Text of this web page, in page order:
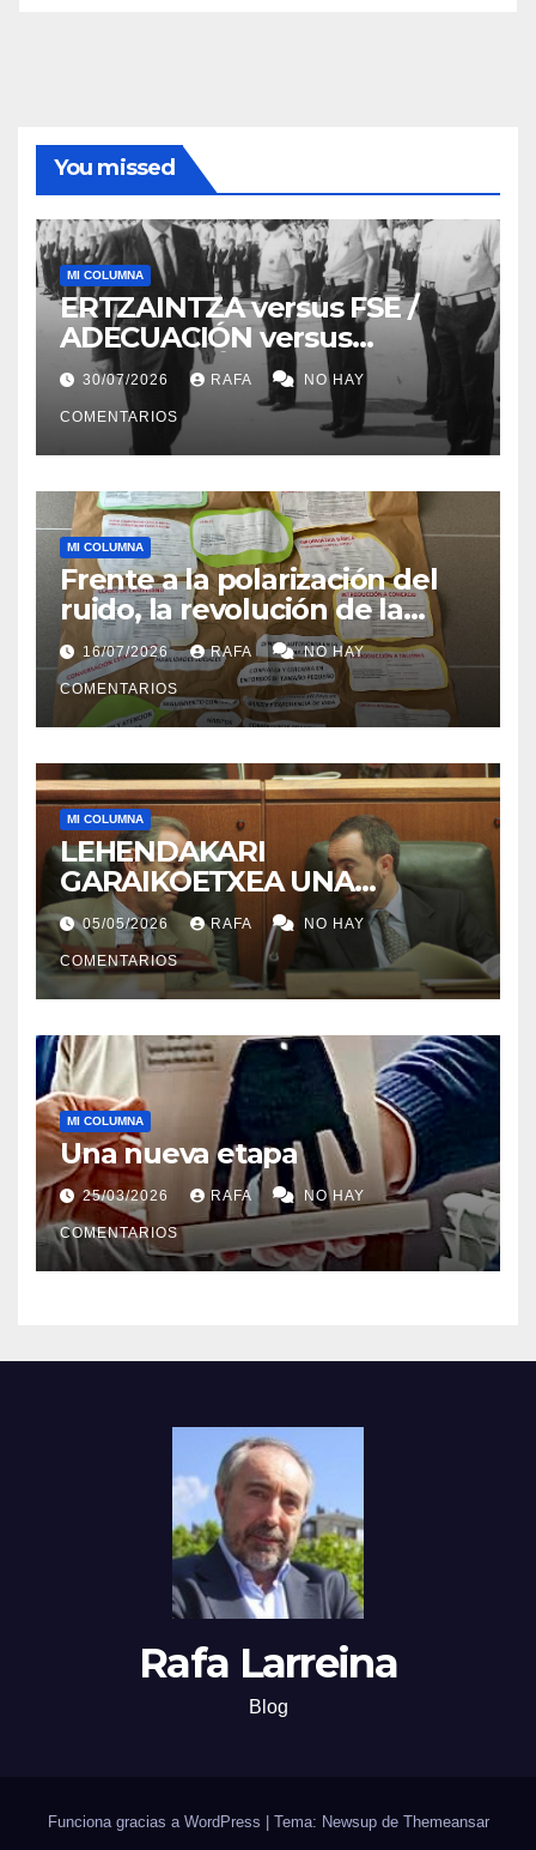
You missed
MI COLUMNA
ERTZAINTZA versus FSE /
ADECUACIÓN versus
SUSTITUCIÓN
30/07/2026 RAFA NO HAY
COMENTARIOS
MI COLUMNA
Frente a la polarización del
ruido, la revolución de la
acogida
16/07/2026 RAFA NO HAY
COMENTARIOS
MI COLUMNA
LEHENDAKARI
GARAIKOETXEA UNA
PERSONA QUE DIGNIFICA EL
EJERCICIO DE LA POLÍTICA
05/05/2026 RAFA NO HAY
COMENTARIOS
MI COLUMNA
Una nueva etapa
25/03/2026 RAFA NO HAY
COMENTARIOS
Rafa Larreina
Blog
Funciona gracias a WordPress | Tema: Newsup de Themeansar